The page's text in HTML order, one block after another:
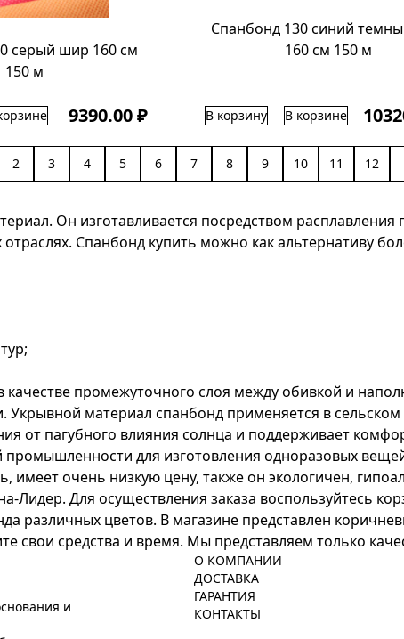
серый шир 160 см
150 м
9390.00 ₽
Спанбонд 130 синий
160 см 150 м
В корзину В корзине
2 3 4 5 6 7 8 9 10 11 12
Он изготавливается посредством
Спанбонд купить можно как альтернативу
промежуточного слоя между обивкой и
Укрывной материал спанбонд применяется в
от пагубного влияния солнца и поддерживает
для изготовления одноразовых
имеет очень низкую цену, также он экологичен,
Для осуществления заказа воспользуйтесь
различных цветов. В магазине представлен
свои средства и время. Мы представляем только
и
О КОМПАНИИ
ДОСТАВКА
ГАРАНТИЯ
КОНТАКТЫ